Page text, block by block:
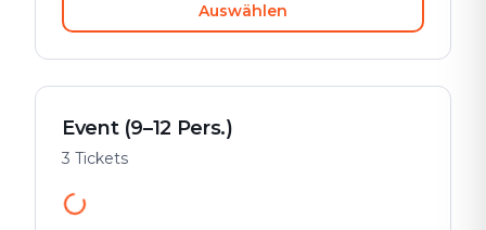
Auswählen
Event (9–12 Pers.)
3 Tickets